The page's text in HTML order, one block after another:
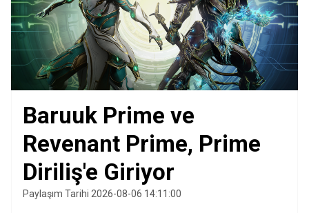
Baruuk Prime ve
Revenant Prime, Prime
Diriliş'e Giriyor
Paylaşım Tarihi 2026-08-06 14:11:00